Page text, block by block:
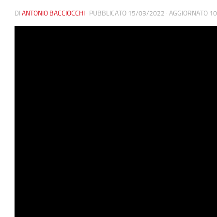
DI ANTONIO BACCIOCCHI · PUBBLICATO 15/03/2022 · AGGIORNATO